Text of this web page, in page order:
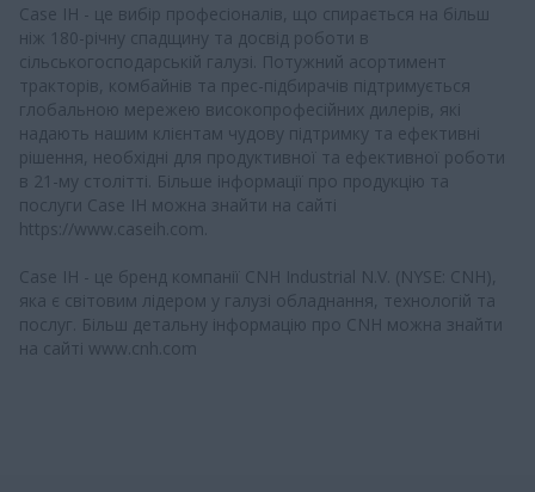
Case IH - це вибір професіоналів, що спирається на більш
ніж 180-річну спадщину та досвід роботи в
сільськогосподарській галузі. Потужний асортимент
тракторів, комбайнів та прес-підбирачів підтримується
глобальною мережею високопрофесійних дилерів, які
надають нашим клієнтам чудову підтримку та ефективні
рішення, необхідні для продуктивної та ефективної роботи
в 21-му столітті. Більше інформації про продукцію та
послуги Case IH можна знайти на сайті
https://www.caseih.com.
Case IH - це бренд компанії CNH Industrial N.V. (NYSE: CNH),
яка є світовим лідером у галузі обладнання, технологій та
послуг. Більш детальну інформацію про CNH можна знайти
на сайті www.cnh.com